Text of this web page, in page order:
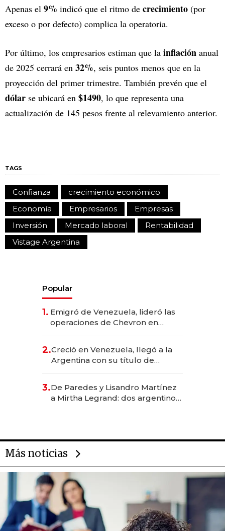
Apenas el 9% indicó que el ritmo de crecimiento (por
exceso o por defecto) complica la operatoria.
Por último, los empresarios estiman que la inflación anual
de 2025 cerrará en 32%, seis puntos menos que en la
proyección del primer trimestre. También prevén que el
dólar se ubicará en $1490, lo que representa una
actualización de 145 pesos frente al relevamiento anterior.
TAGS
Confianza
crecimiento económico
Economía
Empresarios
Empresas
Inversión
Mercado laboral
Rentabilidad
Vistage Argentina
Popular
1. Emigró de Venezuela, lideró las
operaciones de Chevron en
2.Creció en Venezuela, llegó a la
Argentina con su título de
las marcas "fast premium"
3.De Paredes y Lisandro Martínez
a Mirtha Legrand: dos argentinos
Más noticias